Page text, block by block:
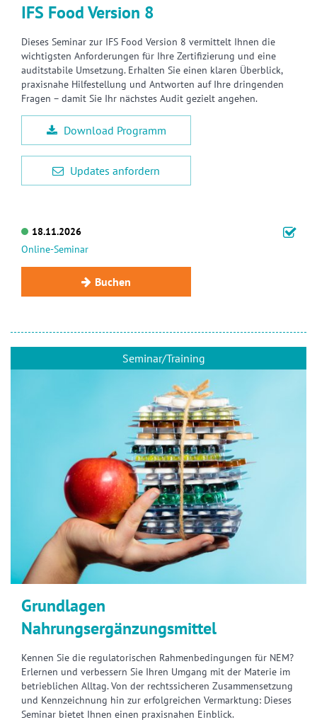
IFS Food Version 8
Dieses Seminar zur IFS Food Version 8 vermittelt Ihnen die
wichtigsten Anforderungen für Ihre Zertifizierung und eine
auditstabile Umsetzung. Erhalten Sie einen klaren Überblick,
praxisnahe Hilfestellung und Antworten auf Ihre dringenden
Fragen – damit Sie Ihr nächstes Audit gezielt angehen.
Download Programm
Updates anfordern
18.11.2026
Online-Seminar
Buchen
Seminar/Training
Grundlagen
Nahrungsergänzungsmittel
Kennen Sie die regulatorischen Rahmenbedingungen für NEM?
Erlernen und verbessern Sie Ihren Umgang mit der Materie im
betrieblichen Alltag. Von der rechtssicheren Zusammensetzung
und Kennzeichnung hin zur erfolgreichen Vermarktung: Dieses
Seminar bietet Ihnen einen praxisnahen Einblick.